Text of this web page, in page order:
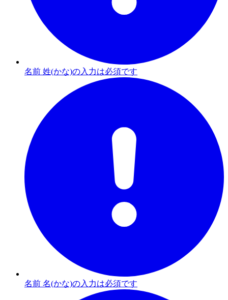
名前 姓(かな)の入力は必須です
名前 名(かな)の入力は必須です